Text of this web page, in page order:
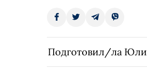
Подготовил/ла